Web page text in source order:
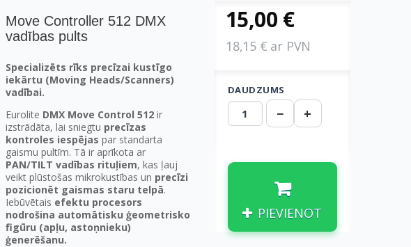
Move Controller 512 DMX
vadības pults
Specializēts rīks precīzai kustīgo
iekārtu (Moving Heads/Scanners)
vadībai.
Eurolite DMX Move Control 512 ir
izstrādāta, lai sniegtu precīzas
kontroles iespējas par standarta
gaismu pultīm. Tā ir aprīkota ar
PAN/TILT vadības rituļiem, kas ļauj
veikt plūstošas mikrokustības un precīzi
pozicionēt gaismas staru telpā.
Iebūvētais efektu procesors
nodrošina automātisku ģeometrisko
figūru (apļu, astoņnieku)
ģenerēšanu.
15,00 €
18,15 € ar PVN
DAUDZUMS
− +
PIEVIENOT